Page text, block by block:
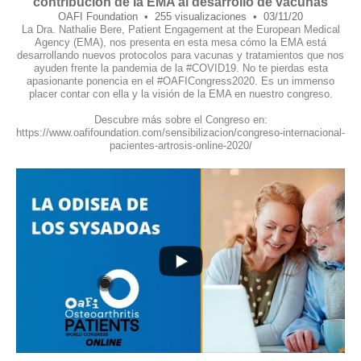
OAFI Foundation 255 visualizaciones
03/11/20
La Dra. Nathalie Bere, Patient Engagement at the European Medical
Agency (EMA), nos presenta en esta mesa cómo la EMA está
desarrollando nuevos protocolos para vacunas y tratamientos que nos
ayuden frente la pandemia de la #COVID19. No te pierdas esta
apasionante ponencia en el #OAFICongress2020. Es un immenso
placer contar con ella y la visión de la EMA en nuestro congreso.
Descubre más sobre el Congreso en:
https://www.oafifoundation.com/sensibilizacion/congreso-internacional-
pacientes-artrosis-online-2020/